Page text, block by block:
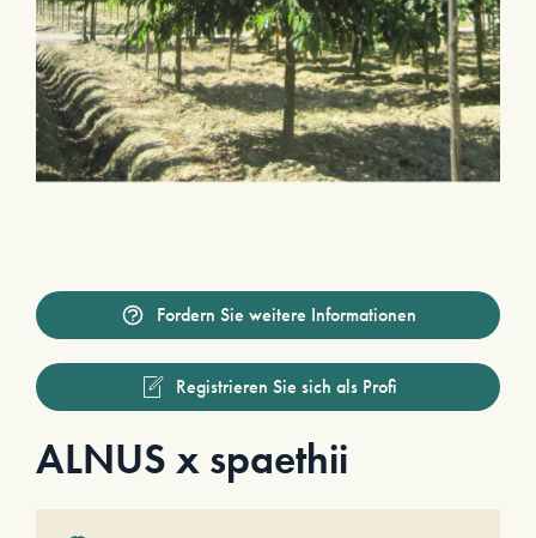
Fordern Sie weitere Informationen
Registrieren Sie sich als Profi
ALNUS x spaethii